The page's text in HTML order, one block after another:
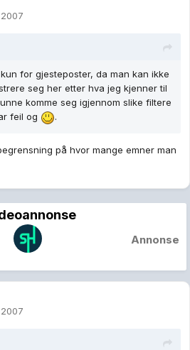
for gjesteposter, da man kan ikke
seg her etter hva jeg kjenner til
komme seg igjennom slike filtere
feil og
.
på hvor mange emner man
Annonse